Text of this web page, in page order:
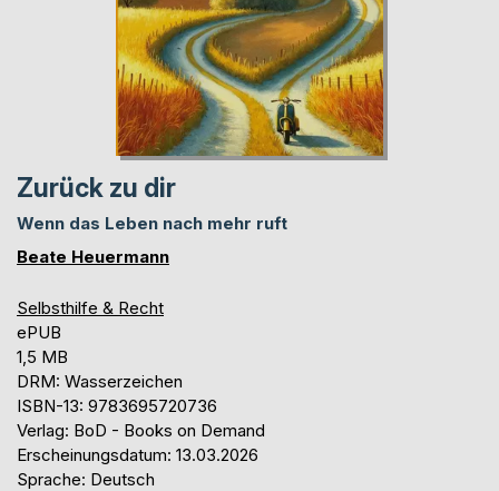
Zurück zu dir
Wenn das Leben nach mehr ruft
Beate Heuermann
Selbsthilfe & Recht
ePUB
1,5 MB
DRM: Wasserzeichen
ISBN-13: 9783695720736
Verlag: BoD - Books on Demand
Erscheinungsdatum: 13.03.2026
Sprache: Deutsch